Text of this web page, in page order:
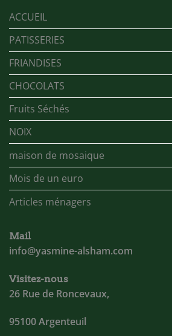
ACCUEIL
PATISSERIES
FRIANDISES
CHOCOLATS
Fruits Séchés
NOIX
maison de mosaique
Mois de un euro
Articles ménagers
Mail
info@yasmine-alsham.com
Visitez-nous
26 Rue de Roncevaux,
95100 Argenteuil